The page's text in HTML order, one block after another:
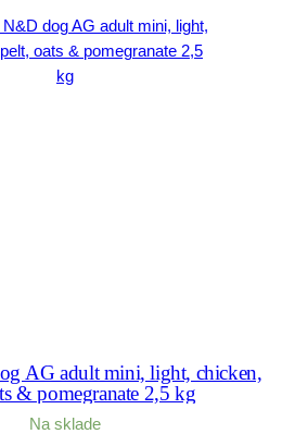
AG adult mini, light, chicken,
& pomegranate 2,5 kg
Na sklade